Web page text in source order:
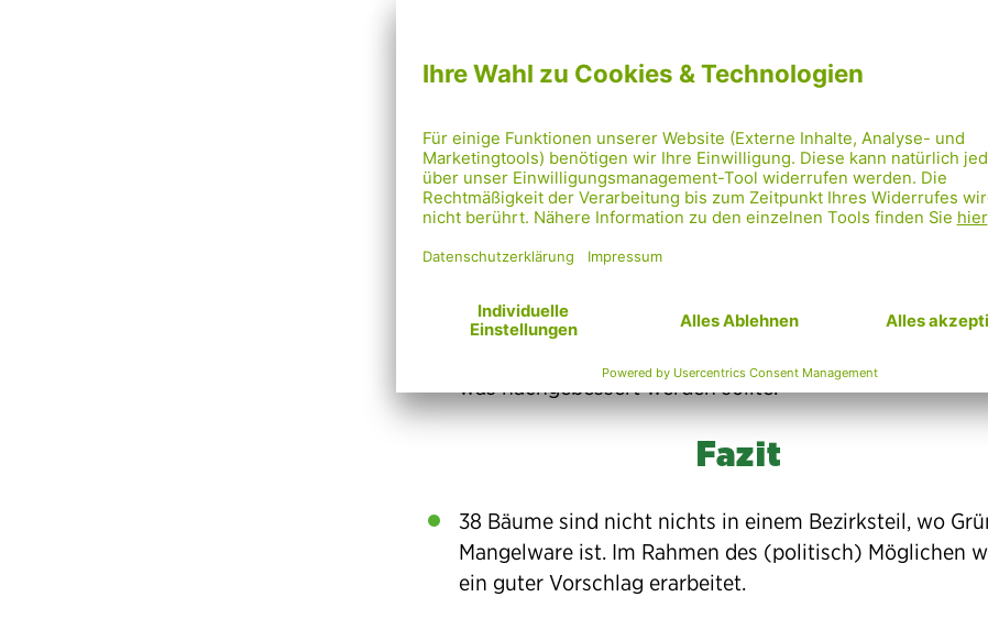
Alle bestehenden Bäume bleiben erhalten.
Platz für Wochen- und Christkindlmarkt
Radbügel – Die bestehenden 8 Radbügel werden verlegt
Grafik oben).
was nachgebessert werden sollte.
Fazit
38 Bäume sind nicht nichts in einem Bezirksteil, wo
Mangelware ist. Im Rahmen des (politisch) Möglichen
ein guter Vorschlag erarbeitet.